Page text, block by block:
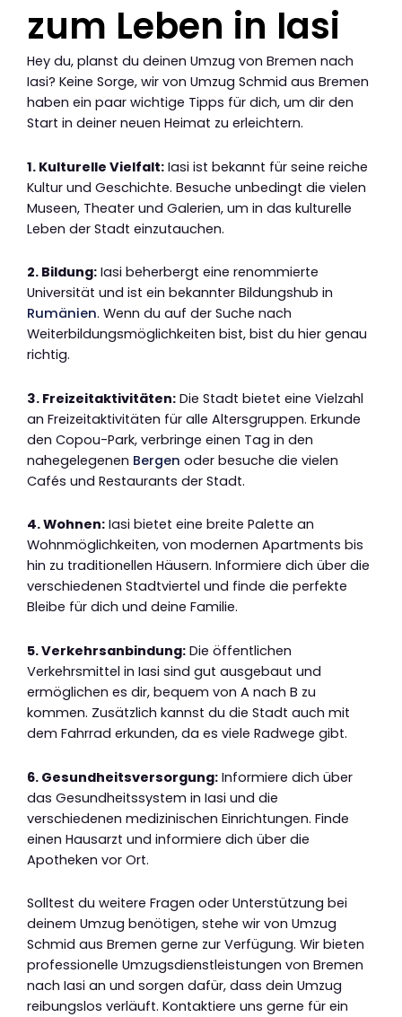
zum Leben in Iasi
Hey du, planst du deinen Umzug von Bremen nach
Iasi? Keine Sorge, wir von Umzug Schmid aus Bremen
haben ein paar wichtige Tipps für dich, um dir den
Start in deiner neuen Heimat zu erleichtern.
1. Kulturelle Vielfalt: Iasi ist bekannt für seine reiche
Kultur und Geschichte. Besuche unbedingt die vielen
Museen, Theater und Galerien, um in das kulturelle
Leben der Stadt einzutauchen.
2. Bildung: Iasi beherbergt eine renommierte
Universität und ist ein bekannter Bildungshub in
Rumänien. Wenn du auf der Suche nach
Weiterbildungsmöglichkeiten bist, bist du hier genau
richtig.
3. Freizeitaktivitäten: Die Stadt bietet eine Vielzahl
an Freizeitaktivitäten für alle Altersgruppen. Erkunde
den Copou-Park, verbringe einen Tag in den
nahegelegenen Bergen oder besuche die vielen
Cafés und Restaurants der Stadt.
4. Wohnen: Iasi bietet eine breite Palette an
Wohnmöglichkeiten, von modernen Apartments bis
hin zu traditionellen Häusern. Informiere dich über die
verschiedenen Stadtviertel und finde die perfekte
Bleibe für dich und deine Familie.
5. Verkehrsanbindung: Die öffentlichen
Verkehrsmittel in Iasi sind gut ausgebaut und
ermöglichen es dir, bequem von A nach B zu
kommen. Zusätzlich kannst du die Stadt auch mit
dem Fahrrad erkunden, da es viele Radwege gibt.
6. Gesundheitsversorgung: Informiere dich über
das Gesundheitssystem in Iasi und die
verschiedenen medizinischen Einrichtungen. Finde
einen Hausarzt und informiere dich über die
Apotheken vor Ort.
Solltest du weitere Fragen oder Unterstützung bei
deinem Umzug benötigen, stehe wir von Umzug
Schmid aus Bremen gerne zur Verfügung. Wir bieten
professionelle Umzugsdienstleistungen von Bremen
nach Iasi an und sorgen dafür, dass dein Umzug
reibungslos verläuft. Kontaktiere uns gerne für ein